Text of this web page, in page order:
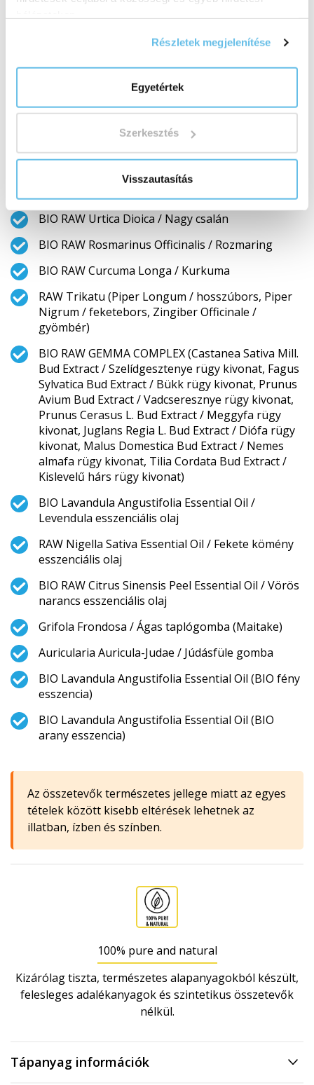
Részletek megjelenítése
Egyetértek
Szerkesztés
Visszautasítás
RAW Centella Asiatica / Gotu kola
BIO RAW Cinnamomum Verum / Fahéj
RAW Gynostemma Pentaphyllum / Gynostema
BIO RAW Cannabis Sativa Seed / Kendermag
RAW Asparagus Racemosus / Shatavari, fürtös
BIO RAW Urtica Dioica / Nagy csalán
BIO RAW Rosmarinus Officinalis / Rozmaring
BIO RAW Curcuma Longa / Kurkuma
RAW Trikatu (Piper Longum / hosszúbors, Piper
Nigrum / feketebors, Zingiber Officinale /
gyömbér)
BIO RAW GEMMA COMPLEX (Castanea Sativa Mill.
Bud Extract / Szelídgesztenye rügy kivonat, Fagus
Sylvatica Bud Extract / Bükk rügy kivonat, Prunus
Avium Bud Extract / Vadcseresznye rügy kivonat,
Prunus Cerasus L. Bud Extract / Meggyfa rügy
kivonat, Juglans Regia L. Bud Extract / Diófa rügy
kivonat, Malus Domestica Bud Extract / Nemes
almafa rügy kivonat, Tilia Cordata Bud Extract /
Kislevelű hárs rügy kivonat)
BIO Lavandula Angustifolia Essential Oil /
Levendula esszenciális olaj
RAW Nigella Sativa Essential Oil / Fekete kömény
esszenciális olaj
BIO RAW Citrus Sinensis Peel Essential Oil / Vörös
narancs esszenciális olaj
Grifola Frondosa / Ágas taplógomba (Maitake)
Auricularia Auricula-Judae / Júdásfüle gomba
BIO Lavandula Angustifolia Essential Oil (BIO fény
esszencia)
BIO Lavandula Angustifolia Essential Oil (BIO
arany esszencia)
Az összetevők természetes jellege miatt az egyes
tételek között kisebb eltérések lehetnek az
illatban, ízben és színben.
100% pure and natural
Kizárólag tiszta, természetes alapanyagokból készült,
felesleges adalékanyagok és szintetikus összetevők
nélkül.
Tápanyag információk